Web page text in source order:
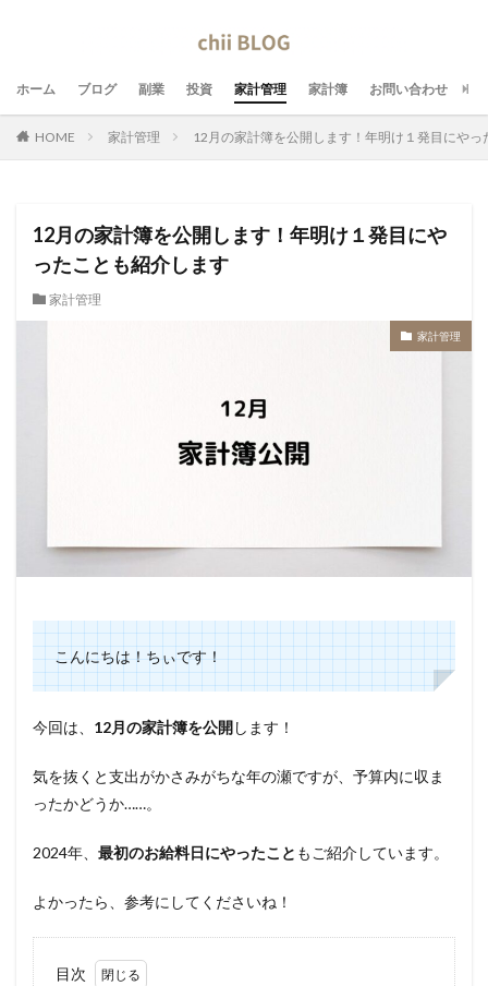
ホーム ブログ 副業 投資 家計管理 家計簿 お問い合わせ
HOME 家計管理 12月の家計簿を公開します！年明け１発目にや
12月の家計簿を公開します！年明け１発目にや
ったことも紹介します
家計管理
家計管理
こんにちは！ちぃです！
今回は、 12月の家計簿を公開します！
気を抜くと支出がかさみがちな年の瀬ですが、予算内に収ま
ったかどうか……。
2024年、 最初のお給料日にやったこと もご紹介しています。
よかったら、参考にしてくださいね！
目次